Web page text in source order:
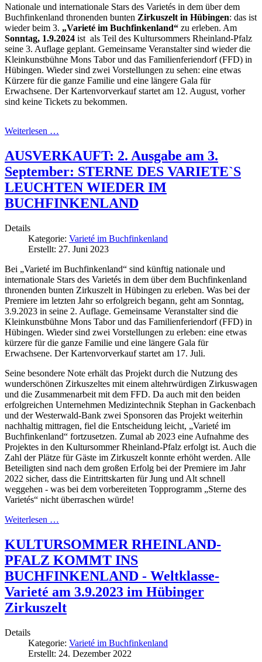
Nationale und internationale Stars des Varietés in dem über dem
Buchfinkenland thronenden bunten Zirkuszelt in Hübingen: das ist
wieder beim 3. „Varieté im Buchfinkenland“ zu erleben. Am
Sonntag, 1.9.2024 ist als Teil des Kultursommers Rheinland-Pfalz
seine 3. Auflage geplant. Gemeinsame Veranstalter sind wieder die
Kleinkunstbühne Mons Tabor und das Familienferiendorf (FFD) in
Hübingen. Wieder sind zwei Vorstellungen zu sehen: eine etwas
Kürzere für die ganze Familie und eine längere Gala für
Erwachsene. Der Kartenvorverkauf startet am 12. August, vorher
sind keine Tickets zu bekommen.
Weiterlesen …
AUSVERKAUFT: 2. Ausgabe am 3.
September: STERNE DES VARIETE`S
LEUCHTEN WIEDER IM
BUCHFINKENLAND
Details
Kategorie: Varieté im Buchfinkenland
Erstellt: 27. Juni 2023
Bei „Varieté im Buchfinkenland“ sind künftig nationale und
internationale Stars des Varietés in dem über dem Buchfinkenland
thronenden bunten Zirkuszelt in Hübingen zu erleben. Was bei der
Premiere im letzten Jahr so erfolgreich begann, geht am Sonntag,
3.9.2023 in seine 2. Auflage. Gemeinsame Veranstalter sind die
Kleinkunstbühne Mons Tabor und das Familienferiendorf (FFD) in
Hübingen. Wieder sind zwei Vorstellungen zu erleben: eine etwas
kürzere für die ganze Familie und eine längere Gala für
Erwachsene. Der Kartenvorverkauf startet am 17. Juli.
Seine besondere Note erhält das Projekt durch die Nutzung des
wunderschönen Zirkuszeltes mit einem altehrwürdigen Zirkuswagen
und die Zusammenarbeit mit dem FFD. Da auch mit den beiden
erfolgreichen Unternehmen Medizintechnik Stephan in Gackenbach
und der Westerwald-Bank zwei Sponsoren das Projekt weiterhin
nachhaltig mittragen, fiel die Entscheidung leicht, „Varieté im
Buchfinkenland“ fortzusetzen. Zumal ab 2023 eine Aufnahme des
Projektes in den Kultursommer Rheinland-Pfalz erfolgt ist. Auch die
Zahl der Plätze für Gäste im Zirkuszelt konnte erhöht werden. Alle
Beteiligten sind nach dem großen Erfolg bei der Premiere im Jahr
2022 sicher, dass die Eintrittskarten für Jung und Alt schnell
weggehen - was bei dem vorbereiteten Topprogramm „Sterne des
Varietés“ nicht überraschen würde!
Weiterlesen …
KULTURSOMMER RHEINLAND-
PFALZ KOMMT INS
BUCHFINKENLAND - Weltklasse-
Varieté am 3.9.2023 im Hübinger
Zirkuszelt
Details
Kategorie: Varieté im Buchfinkenland
Erstellt: 24. Dezember 2022